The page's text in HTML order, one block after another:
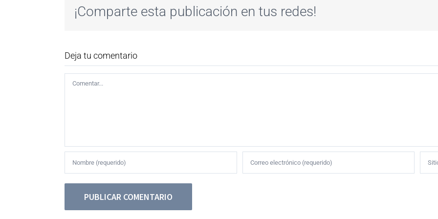
¡Comparte esta publicación en tus redes!
Deja tu comentario